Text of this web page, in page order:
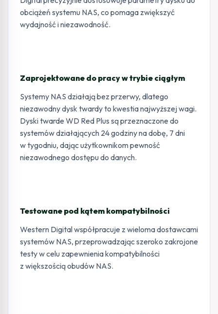
obciążeń systemu NAS, co pomaga zwiększyć
wydajność i niezawodność.
Zaprojektowane do pracy w trybie ciągłym
Systemy NAS działają bez przerwy, dlatego
niezawodny dysk twardy to kwestia najwyższej wagi.
Dyski twarde WD Red Plus są przeznaczone do
systemów działających 24 godziny na dobę, 7 dni
w tygodniu, dając użytkownikom pewność
niezawodnego dostępu do danych.
Testowane pod kątem kompatybilności
Western Digital współpracuje z wieloma dostawcami
systemów NAS, przeprowadzając szeroko zakrojone
testy w celu zapewnienia kompatybilności
z większością obudów NAS.